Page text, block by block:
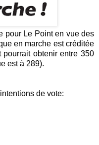
pour Le Point en vue des
en marche est créditée
obtenir entre 350
est à 289).
de vote: